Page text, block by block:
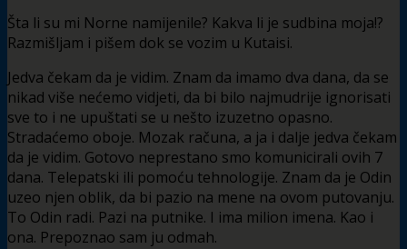
Šta li su mi Norne namijenile? Kakva li je sudbina moja!?
Razmišljam i pišem dok se vozim u Kutaisi.
Jedva čekam da je vidim. Znam da imamo dva dana, da se
nikad više nećemo vidjeti, da bi bilo najmudrije ignorisati
sve to i ne upuštati se u nešto izuzetno opasno.
Stradaćemo oboje. Mozak računa, a ja i dalje jedva čekam
da je vidim. Gotovo neprestano smo komunicirali ovih 7
dana. Telepatski ili pomoću tehnologije. Znam da je Odin
uzeo njen oblik, da bi pazio na mene na ovom putovanju.
To Odin radi. Pazi na putnike. I ima milion imena. Kao i
ona. Prepoznao sam ju odmah.